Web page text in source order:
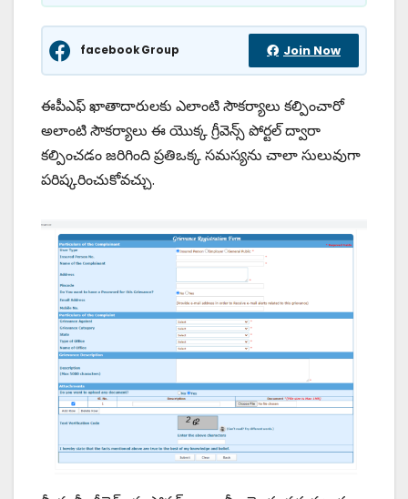
facebook Group Join Now
ఈపీఎఫ్ ఖాతాదారులకు ఎలాంటి సౌకర్యాలు కల్పించారో
అలాంటి సౌకర్యాలు ఈ యొక్క గ్రీవెన్స్ పోర్టల్ ద్వారా
కల్పించడం జరిగింది ప్రతిఒక్క సమస్యను చాలా సులువుగా
పరిష్కరించుకోవచ్చు.